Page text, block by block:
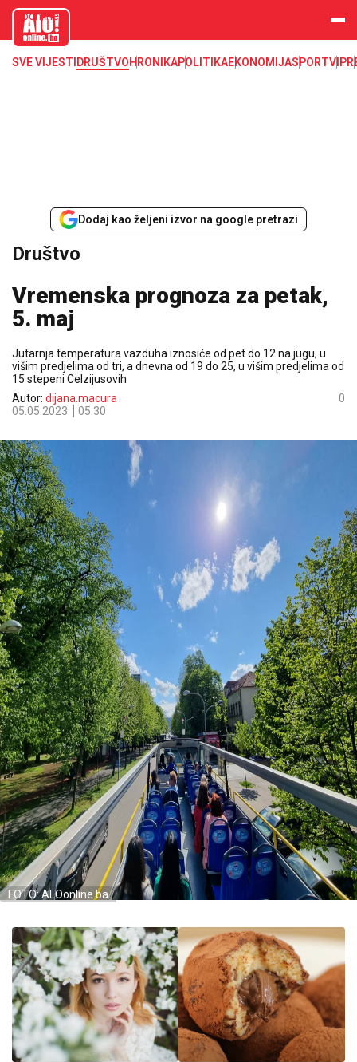
aloonline.b
SVE VIJESTI DRUŠTVOHRONIKAPOLITIKAEKONOMIJASPORTVIP
Dodaj kao željeni izvor na google pretrazi
Društvo
Vremenska prognoza za petak,
5. maj
Јutarnja temperatura vazduha iznosiće od pet do 12 na jugu, u
višim predjelima od tri, a dnevna od 19 do 25, u višim predjelima od
15 stepeni Celzijusovih
Autor: dijana.macura
05.05.2023.
05:30
0
FOTO: ALOonline.ba